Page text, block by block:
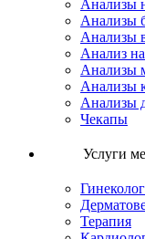
Анализы
Анализы
Анализы
Анализ
Анализы
Анализы
Анализы
Чекапы
Услуги
Терапия